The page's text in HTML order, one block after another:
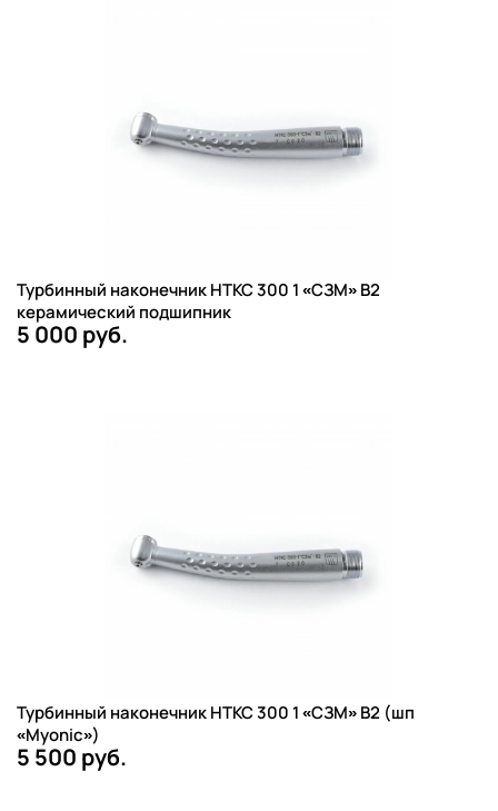
Турбинный наконечник НТКС 300 1 «СЗМ» B2
керамический подшипник
5 000 руб.
Турбинный наконечник НТКС 300 1 «СЗМ» B2 (шп
«Myonic»)
5 500 руб.